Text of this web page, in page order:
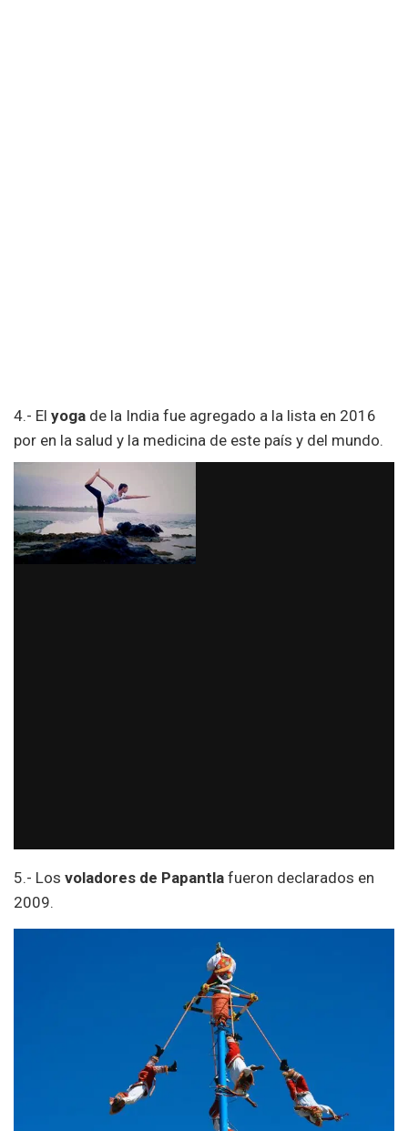
4.- El yoga de la India fue agregado a la lista en 2016
por en la salud y la medicina de este país y del mundo.
5.- Los voladores de Papantla fueron declarados en
2009.